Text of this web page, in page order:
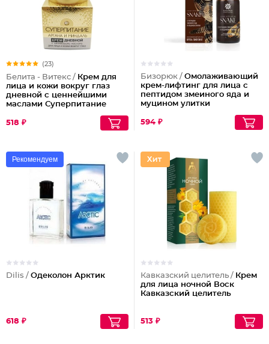
(23)
Белита - Витекс / Крем для
лица и кожи вокруг глаз
дневной с ценнейшими
маслами Суперпитание
518 ₽
Бизорюк / Омолаживающий
крем-лифтинг для лица с
пептидом змеиного яда и
муцином улитки
594 ₽
Рекомендуем
Dilis / Одеколон Арктик
618 ₽
Кавказский целитель / Крем
для лица ночной Воск
Кавказский целитель
513 ₽